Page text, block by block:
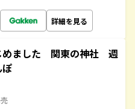
詳細を見る
めました 関東の神社 週